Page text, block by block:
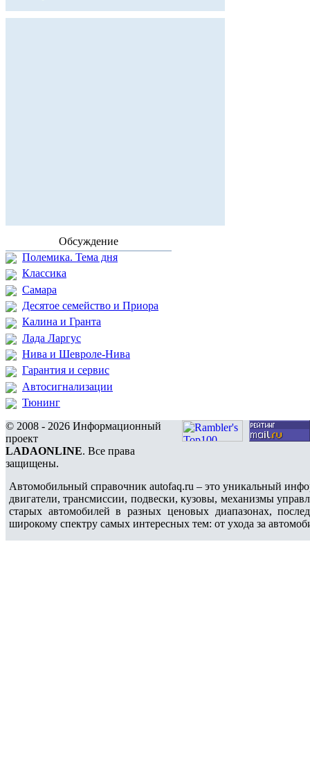
Обсуждение
Полемика. Тема дня
Классика
Самара
Десятое семейство и Приора
Калина и Гранта
Лада Ларгус
Нива и Шевроле-Нива
Гарантия и сервис
Автосигнализации
Тюнинг
© 2008 - 2026 Информационный
проект
LADAONLINE. Все права
защищены.
Автомобильный справочник autofaq.ru – это уникальный
двигатели, трансмиссии, подвески, кузовы, механизмы
старых автомобилей в разных ценовых диапазонах,
широкому спектру самых интересных тем: от ухода за